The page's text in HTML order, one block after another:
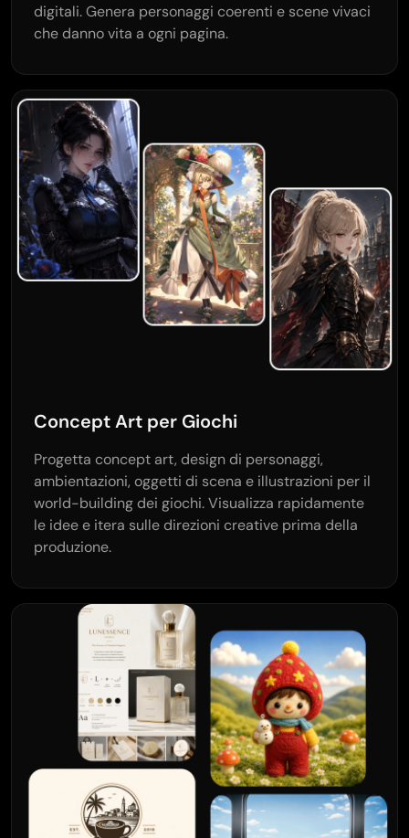
digitali. Genera personaggi coerenti e scene vivaci
che danno vita a ogni pagina.
Concept Art per Giochi
Progetta concept art, design di personaggi,
ambientazioni, oggetti di scena e illustrazioni per il
world-building dei giochi. Visualizza rapidamente
le idee e itera sulle direzioni creative prima della
produzione.